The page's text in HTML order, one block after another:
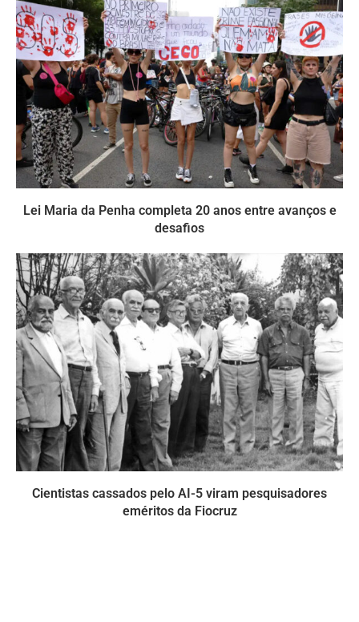
Lei Maria da Penha completa 20 anos entre avanços e
desafios
Cientistas cassados pelo AI-5 viram pesquisadores
eméritos da Fiocruz